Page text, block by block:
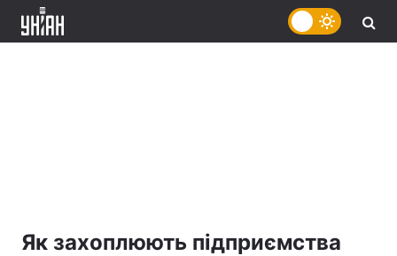
Як захоплюють підприємства